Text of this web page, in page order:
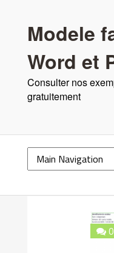
Modele
Word et
Consulter nos
gratuitement
0